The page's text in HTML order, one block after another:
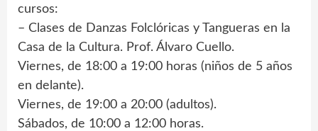
cursos:
– Clases de Danzas Folclóricas y Tangueras en la
Casa de la Cultura. Prof. Álvaro Cuello.
Viernes, de 18:00 a 19:00 horas (niños de 5 años
en delante).
Viernes, de 19:00 a 20:00 (adultos).
Sábados, de 10:00 a 12:00 horas.